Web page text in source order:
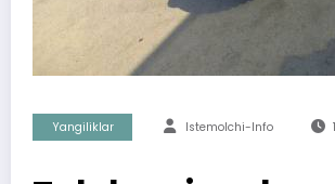
Yangiliklar Istemolchi-Info